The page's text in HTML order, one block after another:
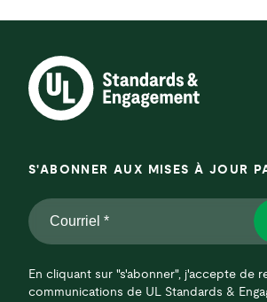
S'ABONNER AUX MISES À JOUR
Courriel
*
En cliquant sur "s'abonner", j'accepte de
communications de UL Standards &